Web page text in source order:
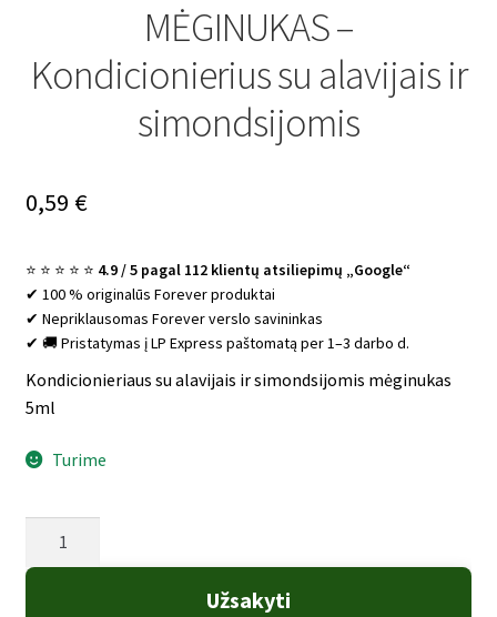
MĖGINUKAS –
Kondicionierius su alavijais ir
simondsijomis
0,59 €
⭐ ⭐ ⭐ ⭐ ⭐ 4.9 / 5 pagal 112 klientų atsiliepimų „Google“
✔ 100 % originalūs Forever produktai
✔ Nepriklausomas Forever verslo savininkas
✔ 🚚 Pristatymas į LP Express paštomatą per 1–3 darbo d.
Kondicionieriaus su alavijais ir simondsijomis mėginukas
5ml
Turime
Užsakyti